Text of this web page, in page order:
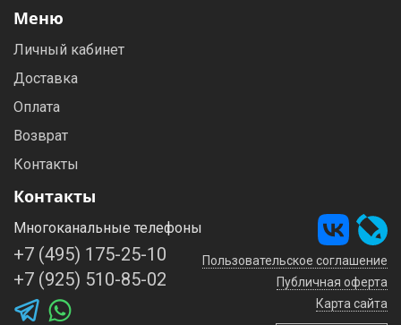
Меню
Личный кабинет
Доставка
Оплата
Возврат
Контакты
Контакты
Многоканальные телефоны
+7 (495) 175-25-10
+7 (925) 510-85-02
Пользовательское соглашение
Публичная оферта
Карта сайта